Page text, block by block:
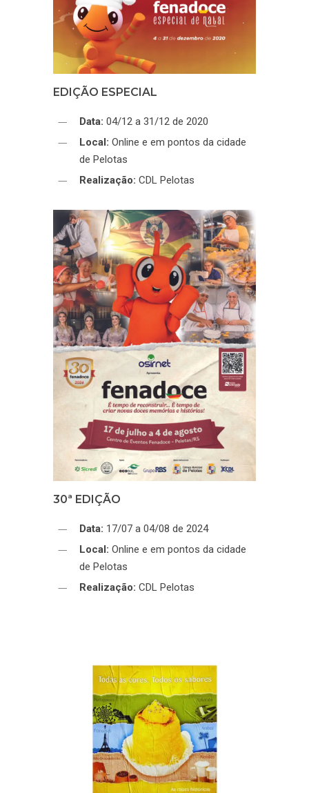
EDIÇÃO ESPECIAL
Data: 04/12 a 31/12 de 2020
Local: Online e em pontos da cidade
de Pelotas
Realização: CDL Pelotas
30ª EDIÇÃO
Data: 17/07 a 04/08 de 2024
Local: Online e em pontos da cidade
de Pelotas
Realização: CDL Pelotas